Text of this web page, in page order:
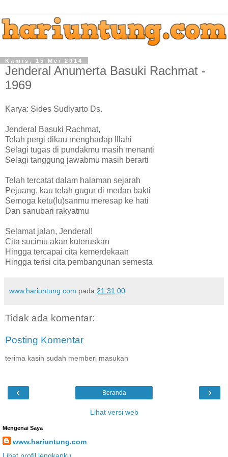
Kamis, 15 Mei 2014
Jenderal Anumerta Basuki Rachmat -
1969
Karya: Sides Sudiyarto Ds.
Jenderal Basuki Rachmat,
Telah pergi dikau menghadap Illahi
Selagi tugas di pundakmu masih menanti
Selagi tanggung jawabmu masih berarti
Telah tercatat dalam halaman sejarah
Pejuang, kau telah gugur di medan bakti
Semoga ketu(lu)sanmu meresap ke hati
Dan sanubari rakyatmu
Selamat jalan, Jenderal!
Cita sucimu akan kuteruskan
Hingga tercapai cita kemerdekaan
Hingga terisi cita pembangunan semesta
www.hariuntung.com pada 21.31.00
Tidak ada komentar:
Posting Komentar
terima kasih sudah memberi masukan
‹ ›
Beranda
Lihat versi web
Mengenai Saya
www.hariuntung.com